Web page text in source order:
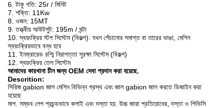
6. টাকু গতি: 25r / মিনিট
7. শক্তি: 11Kw
8. ওজন: 15MT
9. তত্ত্বীয় আউটপুট: 195m / ঘন্টা
10. স্বয়ংক্রিয় স্টপ সিস্টেম (বিকল্প): যখন পেঁচানোর সমাপ্ত বা তারের ভাঙা, মেশিন
স্বয়ংক্রিয়ভাবে বন্ধ হবে
11. ইনফ্রারেড রশ্মি নিরাপত্তা সুরক্ষা সিস্টেম (বিকল্প)
12. স্বয়ংক্রিয় তেল সিস্টেম
আমাদের কারখানা চীন জন্য OEM সেবা প্রদান করা হয়েছে.
Descrition:
সিরিজ gabion জাল মেশিন বিভিন্ন প্রস্থ এবং জাল gabion জাল করতে ডিজাইন করা
হয়েছে
মাপ. সম্ভব লেপ প্রচন্ডভাবে কলাই এবং দস্তা হয়. উচ্চ জারা প্রতিরোধের, দস্তা ও পিভিসি